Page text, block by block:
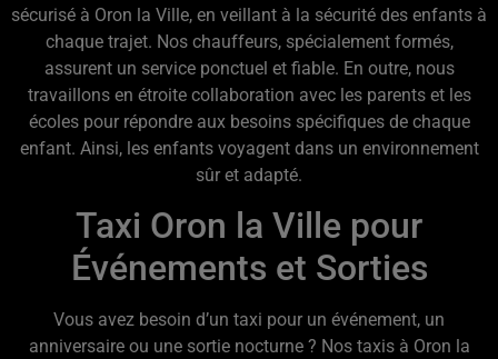
sécurisé à Oron la Ville, en veillant à la sécurité des enfants à
chaque trajet. Nos chauffeurs, spécialement formés,
assurent un service ponctuel et fiable. En outre, nous
travaillons en étroite collaboration avec les parents et les
écoles pour répondre aux besoins spécifiques de chaque
enfant. Ainsi, les enfants voyagent dans un environnement
sûr et adapté.
Taxi Oron la Ville pour
Événements et Sorties
Vous avez besoin d’un taxi pour un événement, un
anniversaire ou une sortie nocturne ? Nos taxis à Oron la